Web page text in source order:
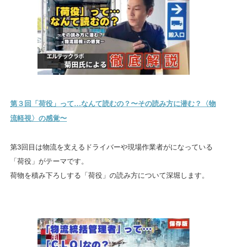
第３回「荷役」って…なんて読むの？〜その読み方に潜む？〈物
流軽視〉の感覚〜
第3回目は物流を支えるドライバーや現場作業者がになっている
「荷役」がテーマです。
荷物を積み下ろしする「荷役」の読み方について深堀します。